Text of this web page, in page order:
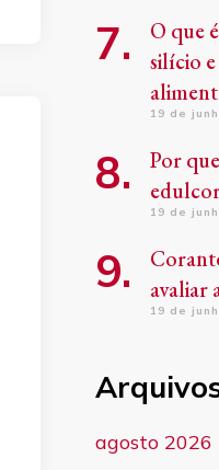
O que
silício
19 de
Por
19 de
avaliar
19 de
agosto 2026